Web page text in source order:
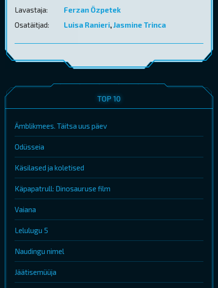
Lavastaja:
Ferzan Özpetek
Osatäitjad:
Luisa Ranieri,Jasmine Trinca
TOP 10
Ämblikmees. Täitsa uus päev
Odüsseia
Käsilased ja koletised
Käpapatrull: Dinosauruse film
Vaiana
Lelulugu 5
Naudingu nimel
Jäätisemüüja